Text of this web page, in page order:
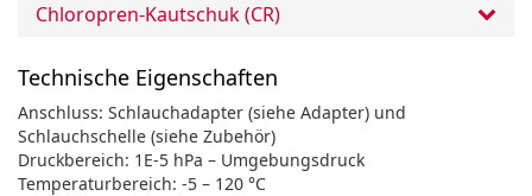
Chloropren-Kautschuk (CR)
Technische Eigenschaften
Anschluss: Schlauchadapter (siehe Adapter) und
Schlauchschelle (siehe Zubehör)
Druckbereich: 1E-5 hPa – Umgebungsdruck
Temperaturbereich: -5 – 120 °C